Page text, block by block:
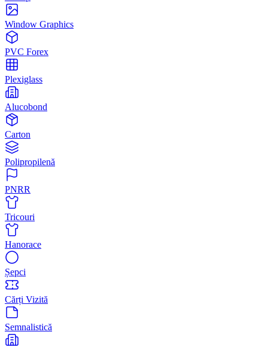
Window Graphics
PVC Forex
Plexiglass
Alucobond
Carton
Polipropilenă
PNRR
Tricouri
Hanorace
Șepci
Cărți Vizită
Semnalistică